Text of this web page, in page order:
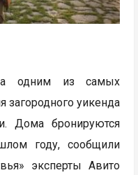
одним из самых
загородного уикенда
Дома бронируются
году, сообщили
эксперты Авито